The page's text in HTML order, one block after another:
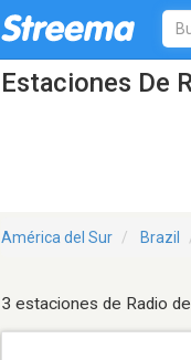
Estaciones De
América del Sur Brazil
3 estaciones de Radio